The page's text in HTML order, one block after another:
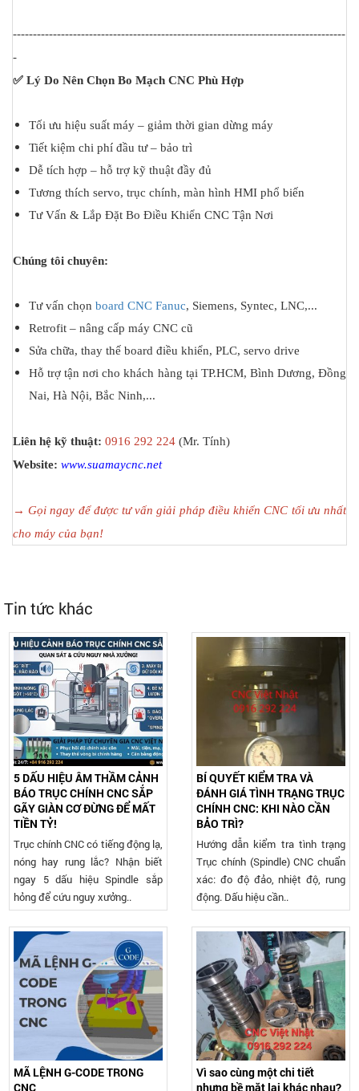
-----------------------------------------------------------------------------------
-
✅ Lý Do Nên Chọn Bo Mạch CNC Phù Hợp
Tối ưu hiệu suất máy – giảm thời gian dừng máy
Tiết kiệm chi phí đầu tư – bảo trì
Dễ tích hợp – hỗ trợ kỹ thuật đầy đủ
Tương thích servo, trục chính, màn hình HMI phổ biến
Tư Vấn & Lắp Đặt Bo Điều Khiển CNC Tận Nơi
Chúng tôi chuyên:
Tư vấn chọn board CNC Fanuc, Siemens, Syntec, LNC,...
Retrofit – nâng cấp máy CNC cũ
Sửa chữa, thay thế board điều khiển, PLC, servo drive
Hỗ trợ tận nơi cho khách hàng tại TP.HCM, Bình Dương, Đồng
Nai, Hà Nội, Bắc Ninh,...
Liên hệ kỹ thuật: 0916 292 224 (Mr. Tính)
Website: www.suamaycnc.net
→ Gọi ngay để được tư vấn giải pháp điều khiển CNC tối ưu nhất
cho máy của bạn!
Tin tức khác
5 DẤU HIỆU ÂM THẦM CẢNH
BÁO TRỤC CHÍNH CNC SẮP
GÃY GIÀN CƠ ĐỪNG ĐỂ MẤT
TIỀN TỶ!
Trục chính CNC có tiếng động lạ,
nóng hay rung lắc? Nhận biết
ngay 5 dấu hiệu Spindle sắp
hỏng để cứu nguy xưởng..
BÍ QUYẾT KIỂM TRA VÀ
ĐÁNH GIÁ TÌNH TRẠNG TRỤC
CHÍNH CNC: KHI NÀO CẦN
BẢO TRÌ?
Hướng dẫn kiểm tra tình trạng
Trục chính (Spindle) CNC chuẩn
xác: đo độ đảo, nhiệt độ, rung
động. Dấu hiệu cần..
MÃ LỆNH G-CODE TRONG
CNC
Vì sao cùng một chi tiết
nhưng bề mặt lại khác nhau?